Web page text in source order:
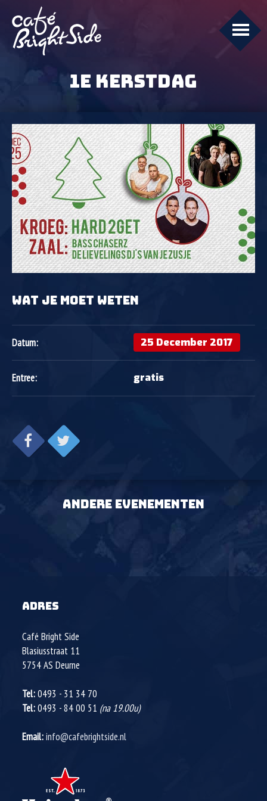
1E KERSTDAG
WAT JE MOET WETEN
Datum: 25 December 2017
Entree: gratis
ANDERE EVENEMENTEN
ADRES
Café Bright Side
Blasiusstraat 11
5754 ASDeurne
Tel:0493 - 31 34 70
Tel:0493 - 84 00 51 (na 19.00u)
Email:info@cafebrightside.nl